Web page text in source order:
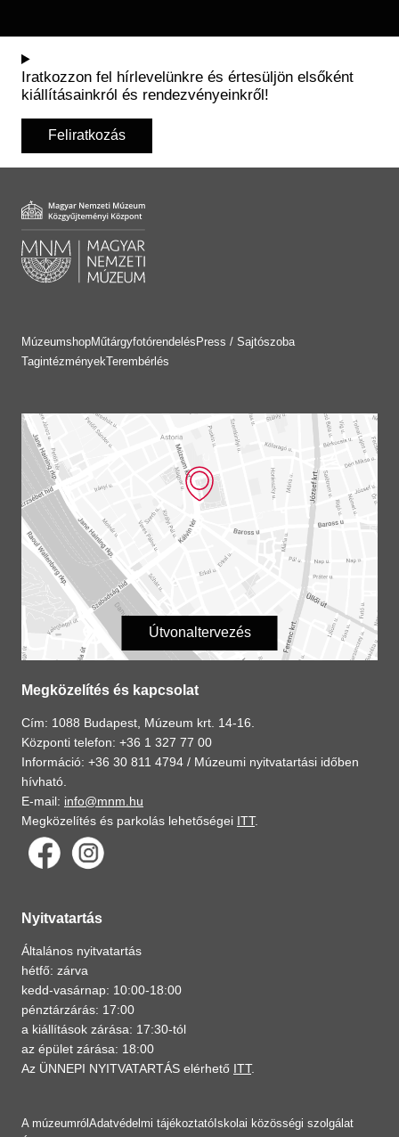
Iratkozzon fel hírlevelünkre és értesüljön elsőként
kiállításainkról és rendezvényeinkről!
Feliratkozás
MúzeumshopMűtárgyfotórendelés Press / Sajtószoba
TagintézményekTerembérlés
Útvonaltervezés
Megközelítés és kapcsolat
Cím: 1088 Budapest, Múzeum krt. 14-16.
Központi telefon: +36 1 327 77 00
Információ: +36 30 811 4794 / Múzeumi nyitvatartási időben
hívható.
E-mail: info@mnm.hu
Megközelítés és parkolás lehetőségei ITT.
Nyitvatartás
Általános nyitvatartás
hétfő: zárva
kedd-vasárnap: 10:00-18:00
pénztárzárás: 17:00
a kiállítások zárása: 17:30-tól
az épület zárása: 18:00
Az ÜNNEPI NYITVATARTÁS elérhető ITT.
A múzeumról Adatvédelmi tájékoztató Iskolai közösségi szolgálat